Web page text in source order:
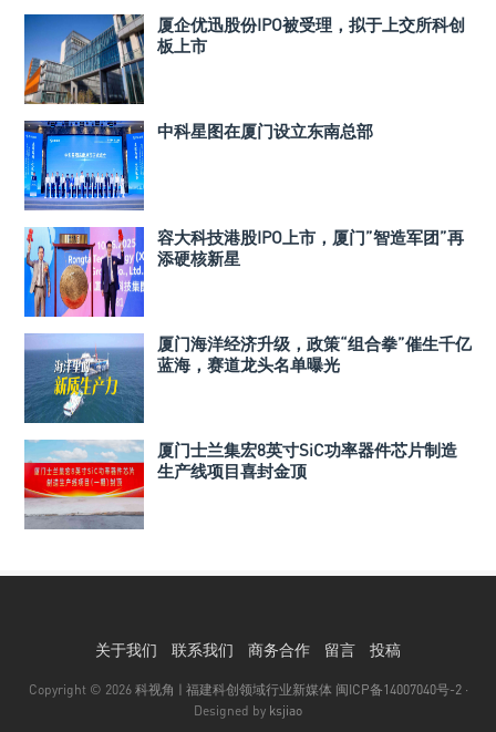
厦企优迅股份IPO被受理，拟于上交所科创
板上市
中科星图在厦门设立东南总部
容大科技港股IPO上市，厦门”智造军团”再
添硬核新星
厦门海洋经济升级，政策“组合拳”催生千亿
蓝海，赛道龙头名单曝光
厦门士兰集宏8英寸SiC功率器件芯片制造
生产线项目喜封金顶
关于我们 联系我们 商务合作 留言 投稿
Copyright © 2026 科视角 | 福建科创领域行业新媒体 闽ICP备14007040号-2·
Designed by ksjiao